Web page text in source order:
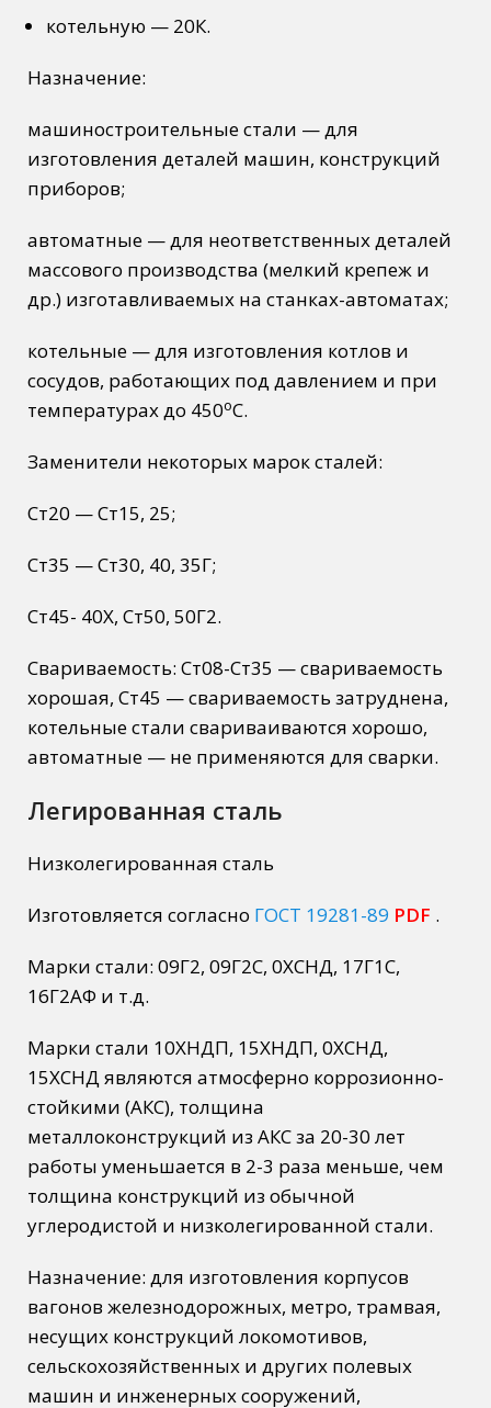
котельную — 20К.
Назначение:
машиностроительные стали — для
изготовления деталей машин, конструкций
приборов;
автоматные — для неответственных деталей
массового производства (мелкий крепеж и
др.) изготавливаемых на станках-автоматах;
котельные — для изготовления котлов и
сосудов, работающих под давлением и при
температурах до 450оС.
Заменители некоторых марок сталей:
Ст20 — Ст15, 25;
Ст35 — Ст30, 40, 35Г;
Ст45- 40Х, Ст50, 50Г2.
Свариваемость: Ст08-Ст35 — свариваемость
хорошая, Ст45 — свариваемость затруднена,
котельные стали свариваиваются хорошо,
автоматные — не применяются для сварки.
Легированная сталь
Низколегированная сталь
Изготовляется согласно ГОСТ 19281-89 PDF .
Марки стали: 09Г2, 09Г2С, 0ХСНД, 17Г1С,
16Г2АФ и т.д.
Марки стали 10ХНДП, 15ХНДП, 0ХСНД,
15ХСНД являются атмосферно коррозионно-
стойкими (АКС), толщина
металлоконструкций из АКС за 20-30 лет
работы уменьшается в 2-3 раза меньше, чем
толщина конструкций из обычной
углеродистой и низколегированной стали.
Назначение: для изготовления корпусов
вагонов железнодорожных, метро, трамвая,
несущих конструкций локомотивов,
сельскохозяйственных и других полевых
машин и инженерных сооружений,